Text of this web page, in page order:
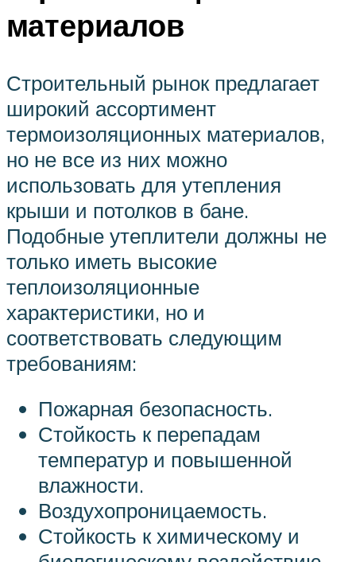
материалов
Строительный рынок предлагает
широкий ассортимент
термоизоляционных материалов,
но не все из них можно
использовать для утепления
крыши и потолков в бане.
Подобные утеплители должны не
только иметь высокие
теплоизоляционные
характеристики, но и
соответствовать следующим
требованиям:
Пожарная безопасность.
Стойкость к перепадам
температур и повышенной
влажности.
Воздухопроницаемость.
Стойкость к химическому и